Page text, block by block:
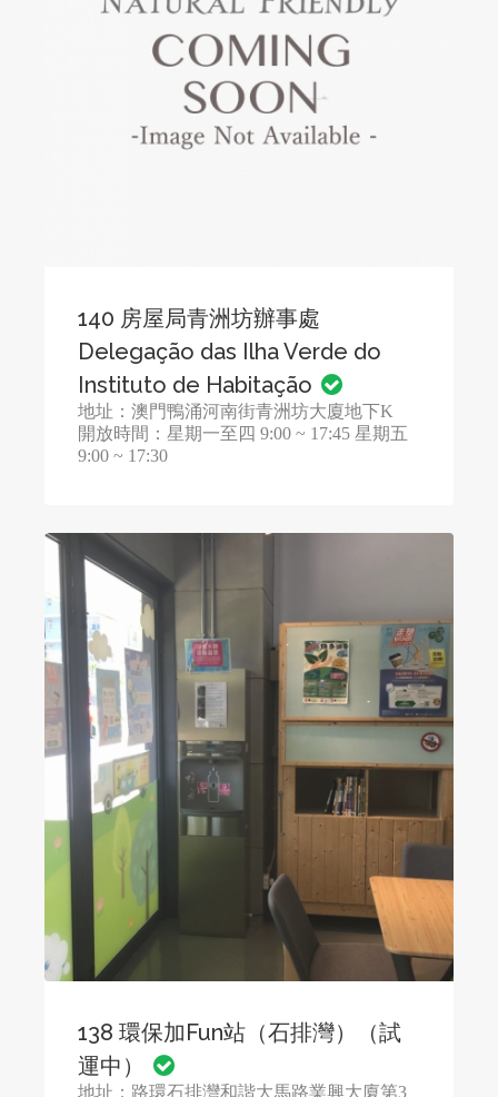
140 房屋局青洲坊辦事處
Delegação das Ilha Verde do
Instituto de Habitação
地址：澳門鴨涌河南街青洲坊大廈地下K
開放時間：星期一至四 9:00 ~ 17:45 星期五
9:00 ~ 17:30
138 環保加Fun站（石排灣）（試
運中）
地址：路環石排灣和諧大馬路業興大廈第3